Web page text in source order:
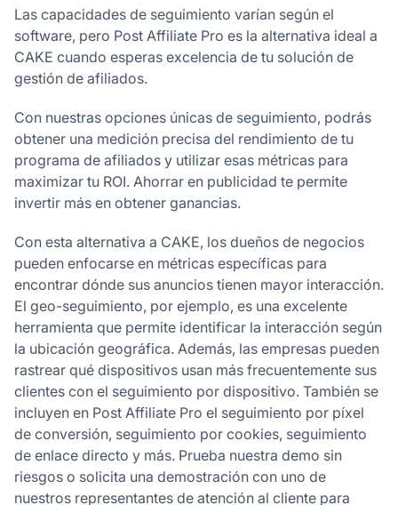
Las capacidades de seguimiento varían según el
software, pero Post Affiliate Pro es la alternativa ideal a
CAKE cuando esperas excelencia de tu solución de
gestión de afiliados.
Con nuestras opciones únicas de seguimiento, podrás
obtener una medición precisa del rendimiento de tu
programa de afiliados y utilizar esas métricas para
maximizar tu ROI. Ahorrar en publicidad te permite
invertir más en obtener ganancias.
Con esta alternativa a CAKE, los dueños de negocios
pueden enfocarse en métricas específicas para
encontrar dónde sus anuncios tienen mayor interacción.
El geo-seguimiento, por ejemplo, es una excelente
herramienta que permite identificar la interacción según
la ubicación geográfica. Además, las empresas pueden
rastrear qué dispositivos usan más frecuentemente sus
clientes con el seguimiento por dispositivo. También se
incluyen en Post Affiliate Pro el seguimiento por píxel
de conversión, seguimiento por cookies, seguimiento
de enlace directo y más. Prueba nuestra demo sin
riesgos o solicita una demostración con uno de
nuestros representantes de atención al cliente para